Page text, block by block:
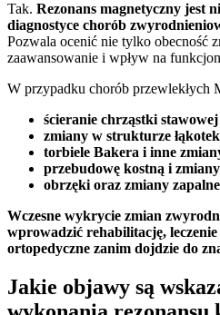
Tak. Rezonans magnetyczny jest
diagnostyce chorób
Pozwala ocenić nie tylko obecność
zaawansowanie i wpływ na
W przypadku chorób przewlekłych
ścieranie chrząstki
zmiany w strukturze
torbiele Bakera i inne
przebudowę kostną i
obrzęki oraz zmiany
Wczesne wykrycie zmian
wprowadzić rehabilitację,
ortopedyczne zanim dojdzie do
Jakie objawy są